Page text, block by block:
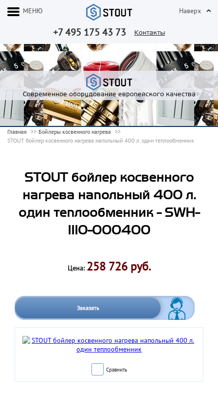
+7 495 175 43 73 Контакты
МЕНЮ Наверх
Современное оборудование европейского качества
Главная
Бойлеры косвенного нагрева
STOUT бойлер косвенного нагрева напольный 400 л. один теплообменник
STOUT бойлер косвенного
нагрева напольный 400 л.
один теплообменник - SWH-
1110-000400
Цена: 258 726 руб.
Заказать
Сравнить